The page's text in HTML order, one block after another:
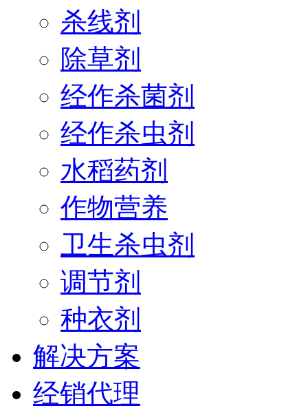
杀线剂
除草剂
经作杀菌剂
经作杀虫剂
水稻药剂
作物营养
卫生杀虫剂
调节剂
种衣剂
解决方案
经销代理